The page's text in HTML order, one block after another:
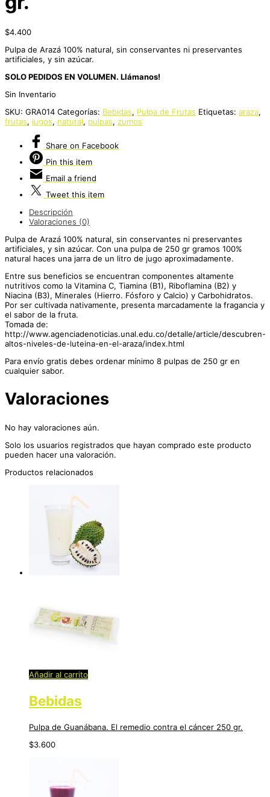
$4.400
Pulpa de Arazá 100% natural, sin conservantes ni preservantes
artificiales, y sin azúcar.
SOLO PEDIDOS EN VOLUMEN. Llámanos!
Sin Inventario
SKU: GRA014 Categorías: Bebidas, Pulpa de Frutas Etiquetas: araza,
frutas, jugos, natural, pulpas, zumos
Share on Facebook
Pin this item
Email a friend
Tweet this item
Descripción
Valoraciones (0)
Pulpa de Arazá 100% natural, sin conservantes ni preservantes
artificiales, y sin azúcar. Con una pulpa de 250 gr gramos 100%
natural haces una jarra de un litro de jugo aproximadamente.
Entre sus beneficios se encuentran componentes altamente
nutritivos como la Vitamina C, Tiamina (B1), Riboflamina (B2) y
Niacina (B3), Minerales (Hierro. Fósforo y Calcio) y Carbohidratos.
Por ser cultivada nativamente, presenta marcadamente la fragancia y
el sabor de la fruta.
Tomada de:
http://www.agenciadenoticias.unal.edu.co/detalle/article/descubren-
altos-niveles-de-luteina-en-el-araza/index.html
Para envío gratis debes ordenar mínimo 8 pulpas de 250 gr en
cualquier sabor.
Valoraciones
No hay valoraciones aún.
Solo los usuarios registrados que hayan comprado este producto
pueden hacer una valoración.
Productos relacionados
Añadir al carrito
Bebidas
Pulpa de Guanábana. El remedio contra el cáncer 250 gr.
$3.600